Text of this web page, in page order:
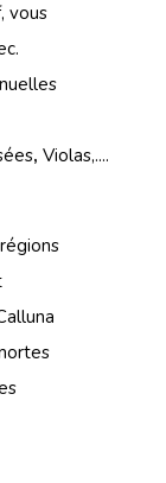
vous
, Violas,....